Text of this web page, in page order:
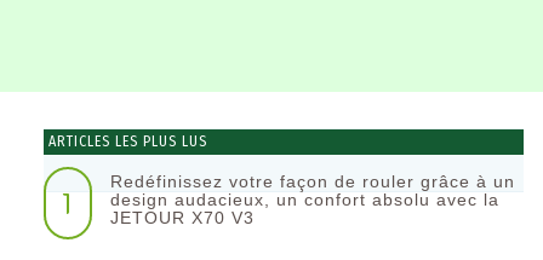
ARTICLES LES PLUS LUS
1
Redéfinissez votre façon de rouler grâce à un
design audacieux, un confort absolu avec la
JETOUR X70 V3